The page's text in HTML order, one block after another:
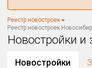
Новосибирская
Район в регионе
Реестр новостроек
Реестр новостроек
Новостройки и
Новостройки